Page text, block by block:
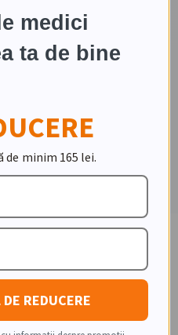
în formă și
MEDIC LONGEVITATE &
produs
formulate pentru
și agenți AI.
medici
ta de bine
de minim 165 lei.
REDUCERE